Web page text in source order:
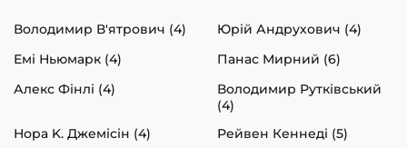
Володимир В'ятрович (4)
Юрій Андрухович (4)
Емі Ньюмарк (4)
Панас Мирний (6)
Алекс Фінлі (4)
Володимир Рутківський
(4)
Нора K. Джемісін (4)
Рейвен Кеннеді (5)